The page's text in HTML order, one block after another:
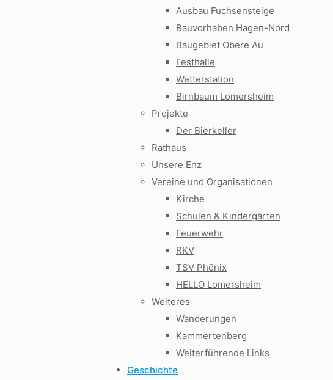
Ausbau Fuchsensteige
Bauvorhaben Hagen-Nord
Baugebiet Obere Au
Festhalle
Wetterstation
Birnbaum Lomersheim
Projekte
Der Bierkeller
Rathaus
Unsere Enz
Vereine und Organisationen
Kirche
Schulen & Kindergärten
Feuerwehr
RKV
TSV Phönix
HELLO Lomersheim
Weiteres
Wanderungen
Kammertenberg
Weiterführende Links
Geschichte